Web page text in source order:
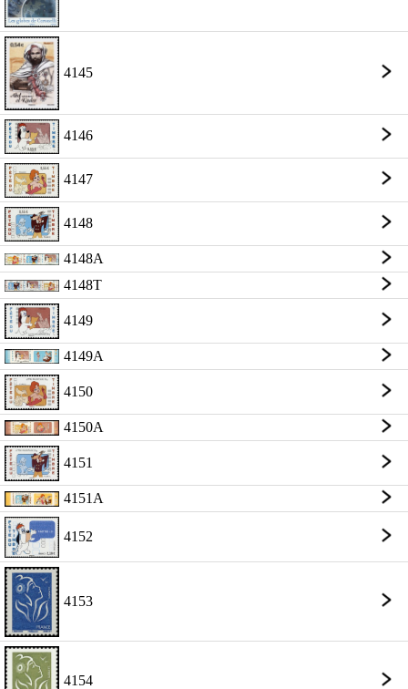
4145
4146
4147
4148
4148A
4148T
4149
4149A
4150
4150A
4151
4151A
4152
4153
4154